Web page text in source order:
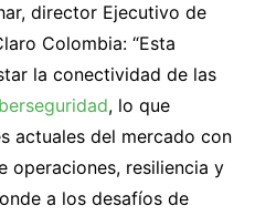
director Ejecutivo de
Colombia: “Esta
la conectividad de las
, lo que
actuales del mercado con
operaciones, resiliencia y
a los desafíos de